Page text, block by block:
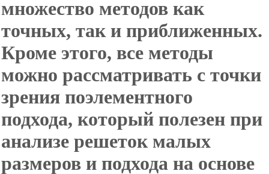
множество методов как
точных, так и приближенных.
Кроме этого, все методы
можно рассматривать с точки
зрения поэлементного
подхода, который полезен при
анализе решеток малых
размеров и подхода на основе